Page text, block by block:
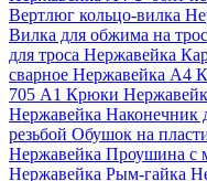
Вертлюг кольцо-вилка
Вилка для обжима на трос
для троса Нержавейка
сварное Нержавейка A4
705 А1 Крюки
Нержавейка Наконечник
резьбой Обушок на
Нержавейка Проушина с
Нержавейка Рым-гайка